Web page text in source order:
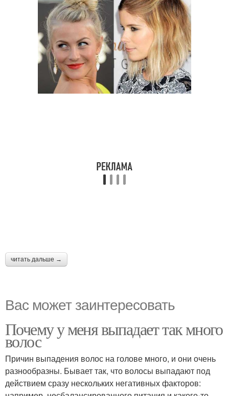
читать дальше →
Вас может заинтересовать
Почему у меня выпадает так много
волос
Причин выпадения волос на голове много, и они очень
разнообразны. Бывает так, что волосы выпадают под
действием сразу нескольких негативных факторов: